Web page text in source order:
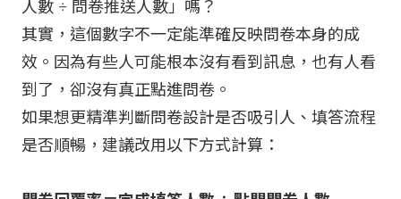
人數 ÷ 問卷推送人數」嗎？
其實，這個數字不一定能準確反映問卷本身的成
效。因為有些人可能根本沒有看到訊息，也有人看
到了，卻沒有真正點進問卷。
如果想更精準判斷問卷設計是否吸引人、填答流程
是否順暢，建議改用以下方式計算：